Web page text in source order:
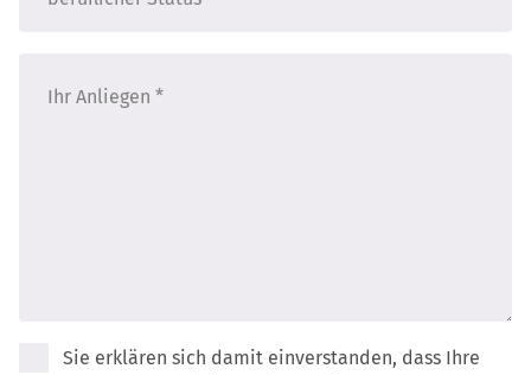
Sie erklären sich damit einverstanden, dass Ihre